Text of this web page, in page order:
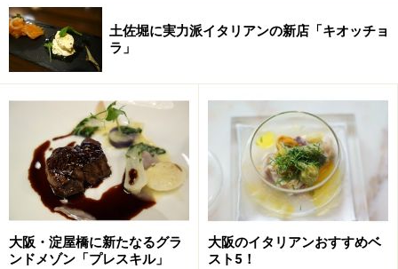
土佐堀に実力派イタリアンの新店「キオッチョ
ラ」
大阪・淀屋橋に新たなるグラ
ンドメゾン「プレスキル」
大阪のイタリアンおすすめベ
スト5！